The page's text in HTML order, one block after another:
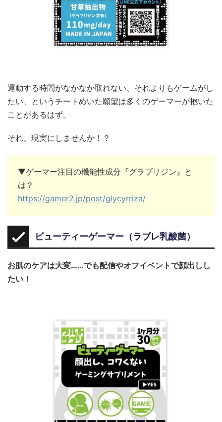
運動する時間がなかなか取れない、それよりもゲームがし
たい、というチートめいた願望は多くのゲーマーが抱いた
ことがあるはず。
それ、現実にしませんか！？
▼ゲーマー注目の機能性成分『グラブリジン』と
は？
https://gamer2.jp/post/glycyrriza/
ビューティーゲーマー（ラブレ乳酸菌）
お肌のケアは大変……でも配信やオフイベントで顔出しし
たい！